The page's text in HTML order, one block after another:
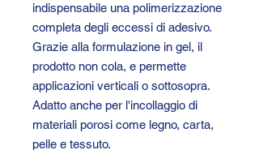
indispensabile una polimerizzazione
completa degli eccessi di adesivo.
Grazie alla formulazione in gel, il
prodotto non cola, e permette
applicazioni verticali o sottosopra.
Adatto anche per l'incollaggio di
materiali porosi come legno, carta,
pelle e tessuto.